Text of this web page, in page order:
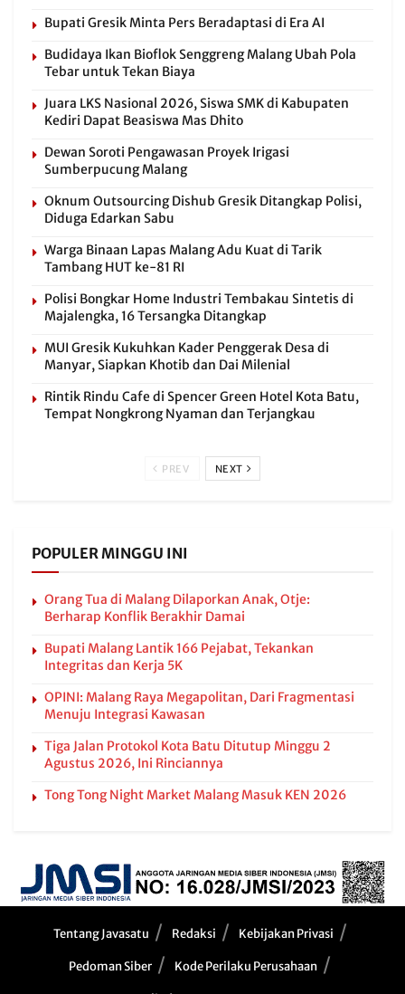
Bupati Gresik Minta Pers Beradaptasi di Era AI
Budidaya Ikan Bioflok Senggreng Malang Ubah Pola
Tebar untuk Tekan Biaya
Juara LKS Nasional 2026, Siswa SMK di Kabupaten
Kediri Dapat Beasiswa Mas Dhito
Dewan Soroti Pengawasan Proyek Irigasi
Sumberpucung Malang
Oknum Outsourcing Dishub Gresik Ditangkap Polisi,
Diduga Edarkan Sabu
Warga Binaan Lapas Malang Adu Kuat di Tarik
Tambang HUT ke-81 RI
Polisi Bongkar Home Industri Tembakau Sintetis di
Majalengka, 16 Tersangka Ditangkap
MUI Gresik Kukuhkan Kader Penggerak Desa di
Manyar, Siapkan Khotib dan Dai Milenial
Rintik Rindu Cafe di Spencer Green Hotel Kota Batu,
Tempat Nongkrong Nyaman dan Terjangkau
PREV NEXT
POPULER MINGGU INI
Orang Tua di Malang Dilaporkan Anak, Otje:
Berharap Konflik Berakhir Damai
Bupati Malang Lantik 166 Pejabat, Tekankan
Integritas dan Kerja 5K
OPINI: Malang Raya Megapolitan, Dari Fragmentasi
Menuju Integrasi Kawasan
Tiga Jalan Protokol Kota Batu Ditutup Minggu 2
Agustus 2026, Ini Rinciannya
Tong Tong Night Market Malang Masuk KEN 2026
Tentang Javasatu Redaksi Kebijakan Privasi
Pedoman Siber Kode Perilaku Perusahaan